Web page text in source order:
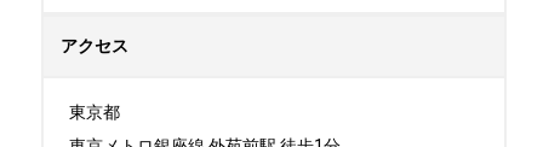
アクセス
東京都